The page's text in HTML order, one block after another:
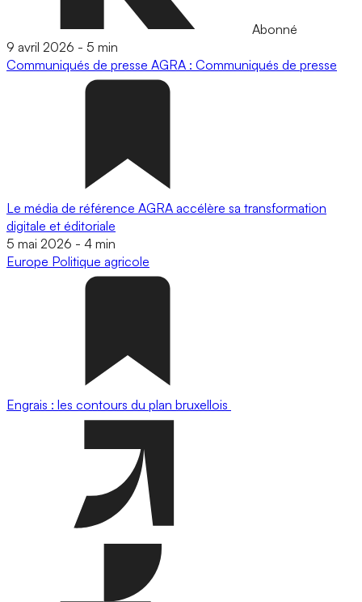
Abonné
9 avril 2026 - 5 min
Communiqués de presse AGRA : Communiqués de presse
Le média de référence AGRA accélère sa transformation
digitale et éditoriale
5 mai 2026 - 4 min
Europe Politique agricole
Engrais : les contours du plan bruxellois